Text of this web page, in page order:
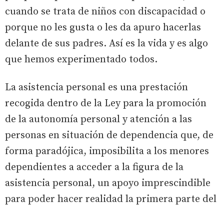
cuando se trata de niños con discapacidad o
porque no les gusta o les da apuro hacerlas
delante de sus padres. Así es la vida y es algo
que hemos experimentado todos.
La asistencia personal es una prestación
recogida dentro de la Ley para la promoción
de la autonomía personal y atención a las
personas en situación de dependencia que, de
forma paradójica, imposibilita a los menores
dependientes a acceder a la figura de la
asistencia personal, un apoyo imprescindible
para poder hacer realidad la primera parte del